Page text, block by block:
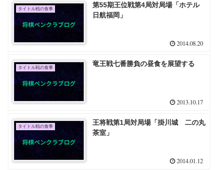
タイトル戦の食事
第55期王位戦第4局対局場「ホテル
日航福岡」
2014.08.20
タイトル戦の食事 竜王戦七番勝負の昼食を展望する
2013.10.17
タイトル戦の食事
王将戦第1局対局場「掛川城 二の丸
茶室」
2014.01.12